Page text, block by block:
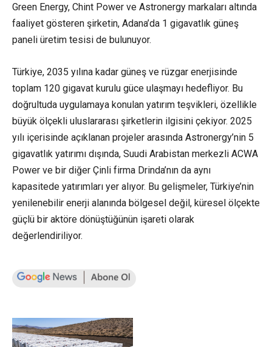
Green Energy, Chint Power ve Astronergy markaları altında
faaliyet gösteren şirketin, Adana’da 1 gigavatlık güneş
paneli üretim tesisi de bulunuyor.
Türkiye, 2035 yılına kadar güneş ve rüzgar enerjisinde
toplam 120 gigavat kurulu güce ulaşmayı hedefliyor. Bu
doğrultuda uygulamaya konulan yatırım teşvikleri, özellikle
büyük ölçekli uluslararası şirketlerin ilgisini çekiyor. 2025
yılı içerisinde açıklanan projeler arasında Astronergy’nin 5
gigavatlık yatırımı dışında, Suudi Arabistan merkezli ACWA
Power ve bir diğer Çinli firma Drinda’nın da aynı
kapasitede yatırımları yer alıyor. Bu gelişmeler, Türkiye’nin
yenilenebilir enerji alanında bölgesel değil, küresel ölçekte
güçlü bir aktöre dönüştüğünün işareti olarak
değerlendiriliyor.